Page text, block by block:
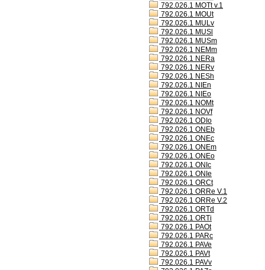
792.026.1 MOTt v.1
792.026.1 MOUt
792.026.1 MULv
792.026.1 MUSl
792.026.1 MUSm
792.026.1 NEMm
792.026.1 NERa
792.026.1 NERv
792.026.1 NESh
792.026.1 NIEn
792.026.1 NIEo
792.026.1 NOMt
792.026.1 NOVf
792.026.1 ODIo
792.026.1 ONEb
792.026.1 ONEc
792.026.1 ONEm
792.026.1 ONEo
792.026.1 ONIc
792.026.1 ONIe
792.026.1 ORCt
792.026.1 ORRe V.1
792.026.1 ORRe V.2
792.026.1 ORTd
792.026.1 ORTi
792.026.1 PAOt
792.026.1 PARc
792.026.1 PAVe
792.026.1 PAVt
792.026.1 PAVv